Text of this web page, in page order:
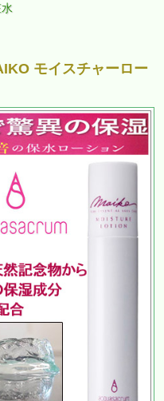
モイスチャーロー